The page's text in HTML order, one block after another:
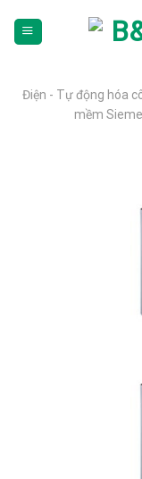
dịch)Điện - Tự động hóa
mềm